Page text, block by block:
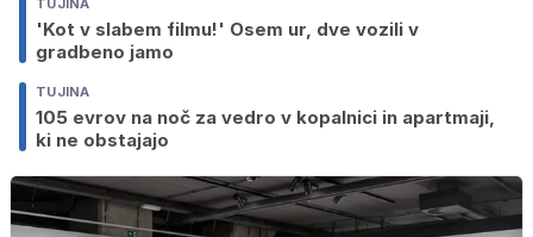
'Kot v slabem filmu!' Osem ur, dve vozili v
gradbeno jamo
TUJINA
105 evrov na noč za vedro v kopalnici in apartmaji,
ki ne obstajajo